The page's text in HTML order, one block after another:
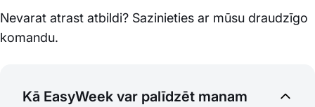
Nevarat atrast atbildi? Sazinieties ar mūsu draudzīgo
komandu.
Kā EasyWeek var palīdzēt manam